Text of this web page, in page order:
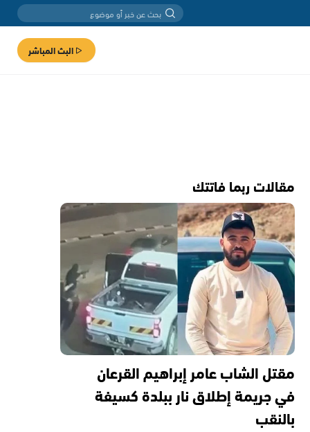
البث المباشر
مقالات ربما فاتتك
مقتل الشاب عامر إبراهيم القرعان
في جريمة إطلاق نار ببلدة كسيفة
بالنقب